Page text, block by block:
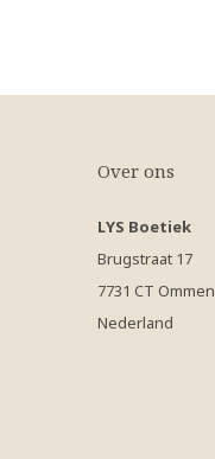
Over ons
LYS Boetiek
Brugstraat 17
7731 CT Ommen
Nederland